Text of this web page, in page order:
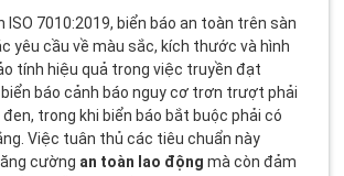
ISO 7010:2019, biển báo an toàn trên sàn
yêu cầu về màu sắc, kích thước và hình
tính hiệu quả trong việc truyền đạt
báo cảnh báo nguy cơ trơn trượt phải
trong khi biển báo bắt buộc phải có
Việc tuân thủ các tiêu chuẩn này
cường an toàn lao động mà còn đảm